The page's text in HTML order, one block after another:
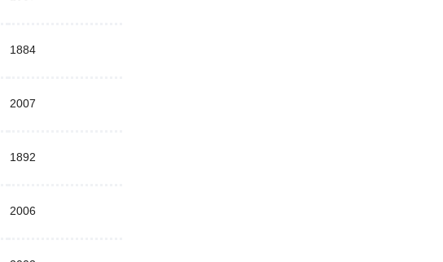
1884
2007
1892
2006